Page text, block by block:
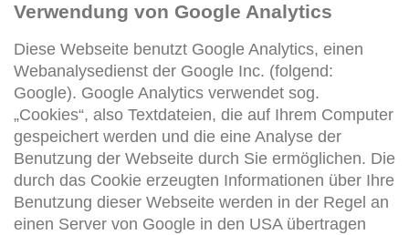
Verwendung von Google Analytics
Diese Webseite benutzt Google Analytics, einen
Webanalysedienst der Google Inc. (folgend:
Google). Google Analytics verwendet sog.
„Cookies“, also Textdateien, die auf Ihrem Computer
gespeichert werden und die eine Analyse der
Benutzung der Webseite durch Sie ermöglichen. Die
durch das Cookie erzeugten Informationen über Ihre
Benutzung dieser Webseite werden in der Regel an
einen Server von Google in den USA übertragen